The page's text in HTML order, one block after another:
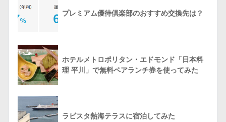
プレミアム優待倶楽部のおすすめ交換先は？
ホテルメトロポリタン・エドモンド「日本料
理 平川」で無料ペアランチ券を使ってみた
ラビスタ熱海テラスに宿泊してみた